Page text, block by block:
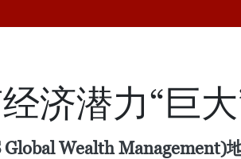
济潜力“巨大
Wealth